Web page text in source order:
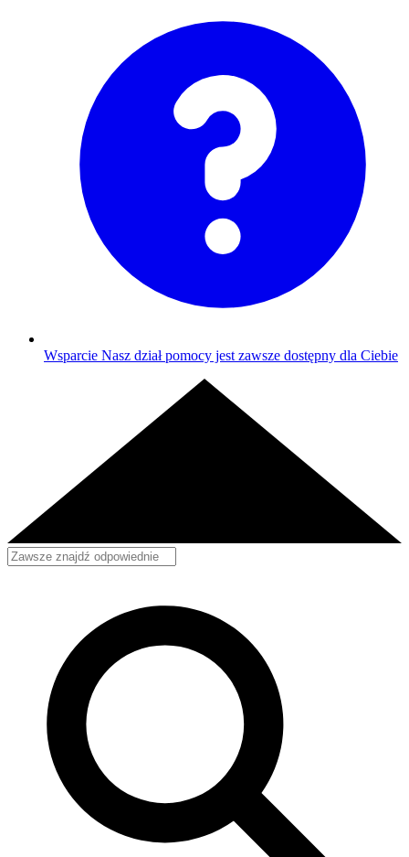
Wsparcie Nasz dział pomocy jest zawsze dostępny dla Ciebie